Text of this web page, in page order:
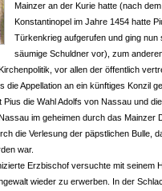
Mainzer an der Kurie hatte (nach
Konstantinopel im Jahre 1454 hatte
Türkenkrieg aufgerufen und ging nun
säumige Schuldner vor), zum
vor allen der öffentlich
Appellation an ein künftiges Konzil
die Wahl Adolfs von Nassau und
im geheimen durch das Mainzer
die Verlesung der päpstlichen Bulle,
war.
Erzbischof versuchte mit seinem
wieder zu erwerben. In der